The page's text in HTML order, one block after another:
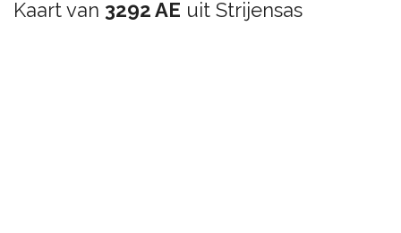
Kaart van 3292 AE uit Strijensas